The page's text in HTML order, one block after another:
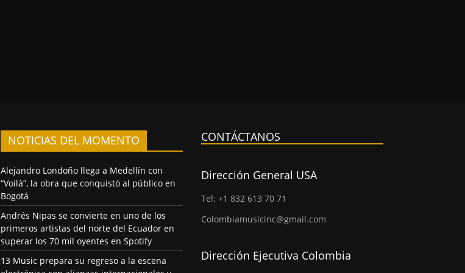
NOTICIAS DEL MOMENTO
Alejandro Londoño llega a Medellín con
“Voilà”, la obra que conquistó al público en
Bogotá
Andrés Nipas se convierte en uno de los
primeros artistas del norte del Ecuador en
superar los 70 mil oyentes en Spotify
13 Music prepara su regreso a la escena
CONTÁCTANOS
Dirección General USA
Tel: +1 832 613 70 71
Colombiamusicinc@gmail.com
Dirección Ejecutiva Colombia